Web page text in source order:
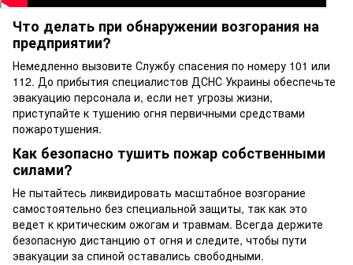
Что делать при обнаружении возгорания на
предприятии?
Немедленно вызовите Службу спасения по номеру 101 или
112. До прибытия специалистов ДСНС Украины обеспечьте
эвакуацию персонала и, если нет угрозы жизни,
приступайте к тушению огня первичными средствами
пожаротушения.
Как безопасно тушить пожар собственными
силами?
Не пытайтесь ликвидировать масштабное возгорание
самостоятельно без специальной защиты, так как это
ведет к критическим ожогам и травмам. Всегда держите
безопасную дистанцию от огня и следите, чтобы пути
эвакуации за спиной оставались свободными.